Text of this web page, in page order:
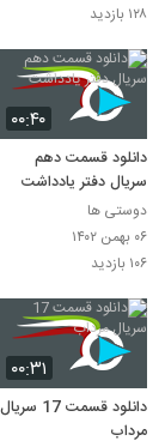
۱۲۸ بازدید
۰۰:۴۰
دانلود قسمت دهم
سریال دفتر یادداشت
دوستی ها
۰۶ بهمن ۱۴۰۲
۱۰۶ بازدید
۰۰:۳۱
دانلود قسمت 17 سریال
مرداب